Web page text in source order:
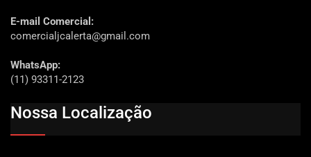
E-mail Comercial:
comercialjcalerta@gmail.com
WhatsApp:
(11) 93311-2123
Nossa Localização